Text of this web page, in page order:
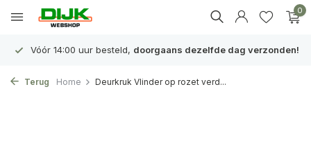
0
Vóór 14:00 uur besteld, doorgaans dezelfde dag verzonden!
Terug Home Deurkruk Vlinder op rozet verd...